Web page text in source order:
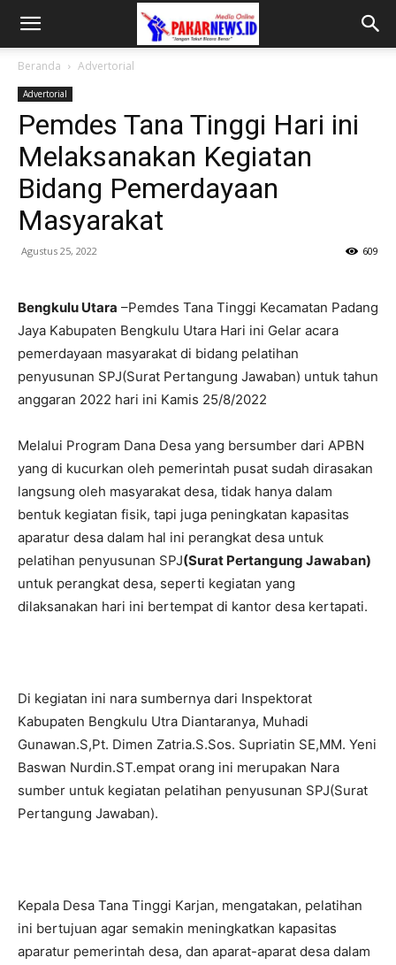
Beranda Advertorial
Advertorial
Pemdes Tana Tinggi Hari ini
Melaksanakan Kegiatan
Bidang Pemerdayaan
Masyarakat
Agustus 25, 2022 609
Bengkulu Utara –Pemdes Tana Tinggi Kecamatan Padang
Jaya Kabupaten Bengkulu Utara Hari ini Gelar acara
pemerdayaan masyarakat di bidang pelatihan
penyusunan SPJ(Surat Pertangung Jawaban) untuk tahun
anggaran 2022 hari ini Kamis 25/8/2022
Melalui Program Dana Desa yang bersumber dari APBN
yang di kucurkan oleh pemerintah pusat sudah dirasakan
langsung oleh masyarakat desa, tidak hanya dalam
bentuk kegiatan fisik, tapi juga peningkatan kapasitas
aparatur desa dalam hal ini perangkat desa untuk
pelatihan penyusunan SPJ(Surat Pertangung Jawaban)
untuk perangkat desa, seperti kegiatan yang
dilaksanakan hari ini bertempat di kantor desa kertapati.
Di kegiatan ini nara sumbernya dari Inspektorat
Kabupaten Bengkulu Utra Diantaranya, Muhadi
Gunawan.S,Pt. Dimen Zatria.S.Sos. Supriatin SE,MM. Yeni
Baswan Nurdin.ST.empat orang ini merupakan Nara
sumber untuk kegiatan pelatihan penyusunan SPJ(Surat
Pertangung Jawaban).
Kepala Desa Tana Tinggi Karjan, mengatakan, pelatihan
ini bertujuan agar semakin meningkatkan kapasitas
aparatur pemerintah desa, dan aparat-aparat desa dalam